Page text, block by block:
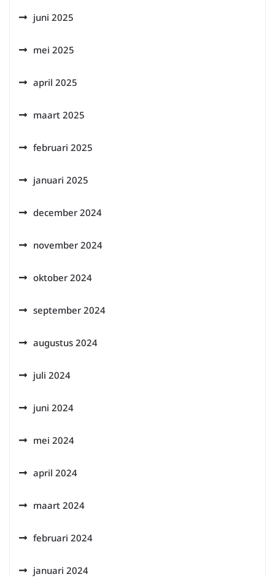
juni 2025
mei 2025
april 2025
maart 2025
februari 2025
januari 2025
december 2024
november 2024
oktober 2024
september 2024
augustus 2024
juli 2024
juni 2024
mei 2024
april 2024
maart 2024
februari 2024
januari 2024